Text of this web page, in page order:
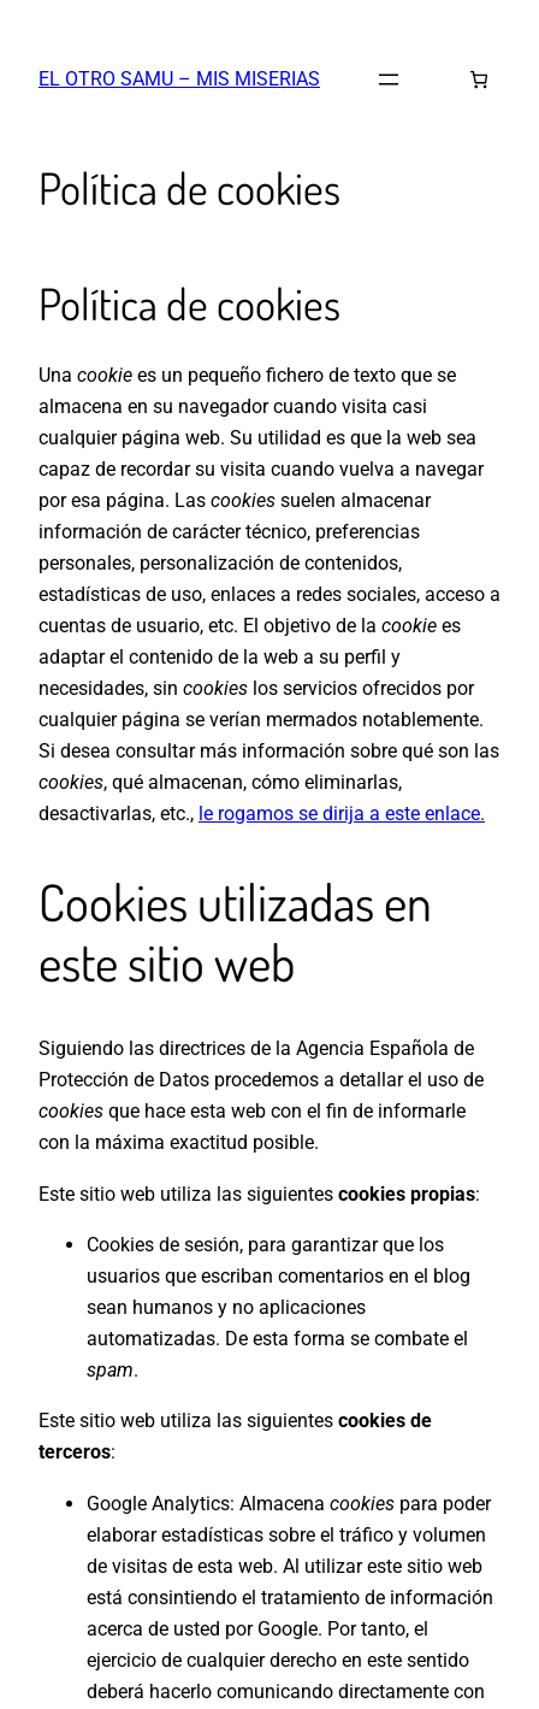
contenido
EL OTRO SAMU – MIS MISERIAS
Política de cookies
Política de cookies
Una cookie es un pequeño fichero de texto que se
almacena en su navegador cuando visita casi
cualquier página web. Su utilidad es que la web sea
capaz de recordar su visita cuando vuelva a navegar
por esa página. Las cookies suelen almacenar
información de carácter técnico, preferencias
personales, personalización de contenidos,
estadísticas de uso, enlaces a redes sociales, acceso a
cuentas de usuario, etc. El objetivo de la cookie es
adaptar el contenido de la web a su perfil y
necesidades, sin cookies los servicios ofrecidos por
cualquier página se verían mermados notablemente.
Si desea consultar más información sobre qué son las
cookies, qué almacenan, cómo eliminarlas,
desactivarlas, etc., le rogamos se dirija a este enlace.
Cookies utilizadas en
este sitio web
Siguiendo las directrices de la Agencia Española de
Protección de Datos procedemos a detallar el uso de
cookies que hace esta web con el fin de informarle
con la máxima exactitud posible.
Este sitio web utiliza las siguientes cookies propias:
Cookies de sesión, para garantizar que los
usuarios que escriban comentarios en el blog
sean humanos y no aplicaciones
automatizadas. De esta forma se combate el
spam.
Este sitio web utiliza las siguientes cookies de
terceros:
Google Analytics: Almacena cookies para poder
elaborar estadísticas sobre el tráfico y volumen
de visitas de esta web. Al utilizar este sitio web
está consintiendo el tratamiento de información
acerca de usted por Google. Por tanto, el
ejercicio de cualquier derecho en este sentido
deberá hacerlo comunicando directamente con